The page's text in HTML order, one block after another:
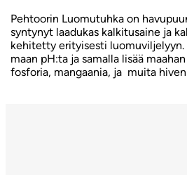
Pehtoorin Luomutuhka on
syntynyt laadukas kalkitusaine ja
kehitetty erityisesti luomuviljelyyn.
maan pH:ta ja samalla lisää
fosforia, mangaania, ja muita